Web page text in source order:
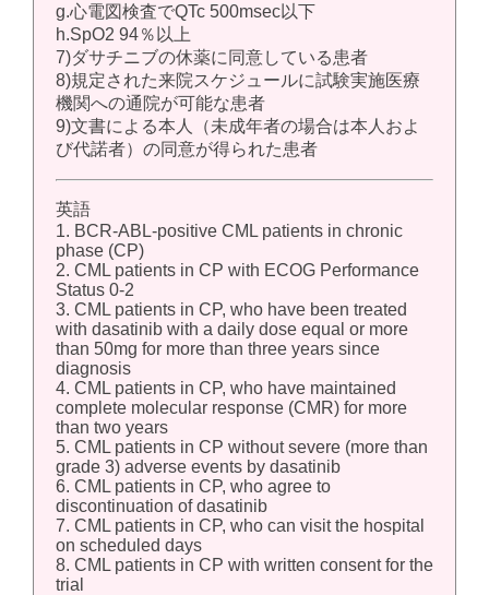
g.心電図検査でQTc 500msec以下
h.SpO2 94％以上
7)ダサチニブの休薬に同意している患者
8)規定された来院スケジュールに試験実施医療
機関への通院が可能な患者
9)文書による本人（未成年者の場合は本人およ
び代諾者）の同意が得られた患者
英語
1. BCR-ABL-positive CML patients in chronic
phase (CP)
2. CML patients in CP with ECOG Performance
Status 0-2
3. CML patients in CP, who have been treated
with dasatinib with a daily dose equal or more
than 50mg for more than three years since
diagnosis
4. CML patients in CP, who have maintained
complete molecular response (CMR) for more
than two years
5. CML patients in CP without severe (more than
grade 3) adverse events by dasatinib
6. CML patients in CP, who agree to
discontinuation of dasatinib
7. CML patients in CP, who can visit the hospital
on scheduled days
8. CML patients in CP with written consent for the
trial